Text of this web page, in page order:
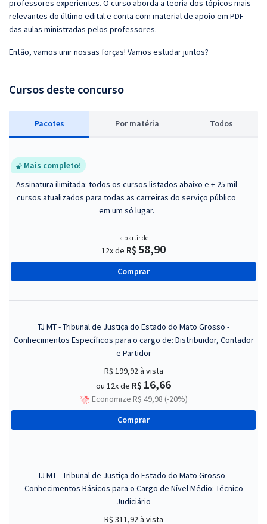
professores experientes. O curso aborda a teoria dos tópicos mais
relevantes do último edital e conta com material de apoio em PDF
das aulas ministradas pelos professores.
Então, vamos unir nossas forças! Vamos estudar juntos?
Cursos deste concurso
Pacotes Por matéria Todos
Mais completo!
Assinatura ilimitada: todos os cursos listados abaixo e + 25 mil
cursos atualizados para todas as carreiras do serviço público
em um só lugar.
a partir de
12x de R$ 58,90
Comprar
TJ MT - Tribunal de Justiça do Estado do Mato Grosso -
Conhecimentos Específicos para o cargo de: Distribuidor, Contador
e Partidor
R$ 199,92à vista
ou 12x de R$ 16,66
Economize R$ 49,98 (-20%)
Comprar
TJ MT - Tribunal de Justiça do Estado do Mato Grosso -
Conhecimentos Básicos para o Cargo de Nível Médio: Técnico
Judiciário
R$ 311,92à vista